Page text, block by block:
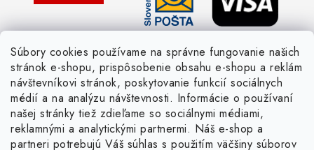
Súbory cookies používame na správne fungovanie našich
stránok e-shopu, prispôsobenie obsahu e-shopu a reklám
návštevníkovi stránok, poskytovanie funkcií sociálnych
médií a na analýzu návštevnosti. Informácie o používaní
našej stránky tiež zdieľame so sociálnymi médiami,
reklamnými a analytickými partnermi. Náš e-shop a
partneri potrebujú Váš súhlas s použitím väčšiny súborov